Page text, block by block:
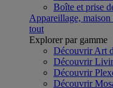
Boîte et prise
Appareillage,
tout
Explorer par gamme
Découvrir Art
Découvrir
Découvrir
Découvrir